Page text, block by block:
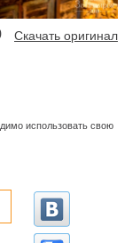
Скачать оригинал
использовать свою